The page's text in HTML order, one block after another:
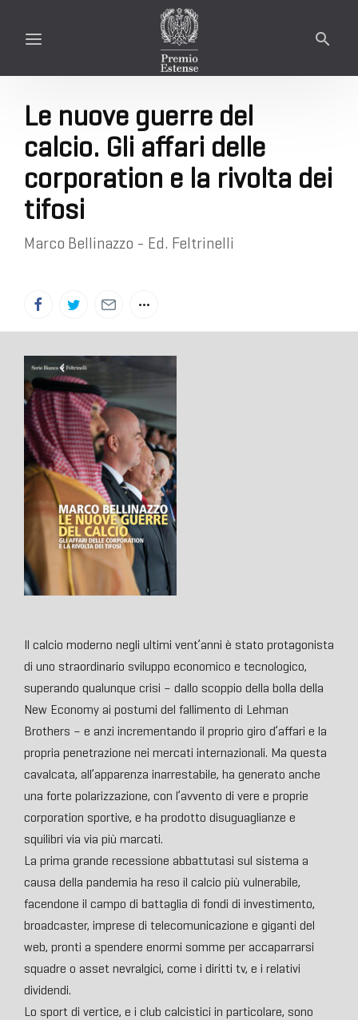
Le nuove guerre del
calcio. Gli affari delle
corporation e la rivolta dei
tifosi
Marco Bellinazzo - Ed. Feltrinelli
Il calcio moderno negli ultimi vent’anni è stato protagonista
di uno straordinario sviluppo economico e tecnologico,
superando qualunque crisi – dallo scoppio della bolla della
New Economy ai postumi del fallimento di Lehman
Brothers – e anzi incrementando il proprio giro d’affari e la
propria penetrazione nei mercati internazionali. Ma questa
cavalcata, all’apparenza inarrestabile, ha generato anche
una forte polarizzazione, con l’avvento di vere e proprie
corporation sportive, e ha prodotto disuguaglianze e
squilibri via via più marcati.
La prima grande recessione abbattutasi sul sistema a
causa della pandemia ha reso il calcio più vulnerabile,
facendone il campo di battaglia di fondi di investimento,
broadcaster, imprese di telecomunicazione e giganti del
web, pronti a spendere enormi somme per accaparrarsi
squadre o asset nevralgici, come i diritti tv, e i relativi
dividendi.
Lo sport di vertice, e i club calcistici in particolare, sono